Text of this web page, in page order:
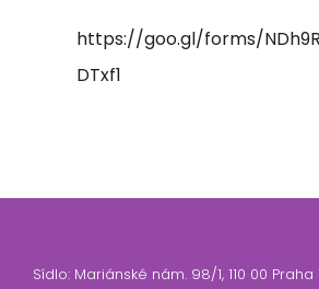
https://goo.gl/forms/
DTxf1
Sídlo: Mariánské nám. 98/1, 110 00 Praha